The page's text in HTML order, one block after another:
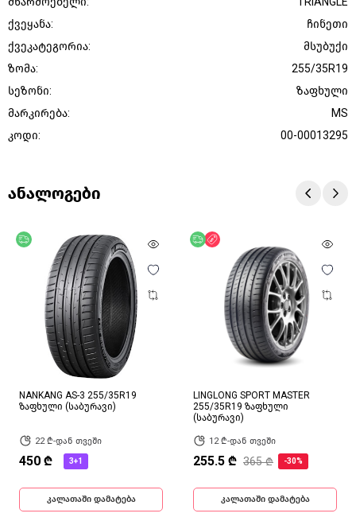
ქვეყანა:
ჩინეთი
ქვეკატეგორია:
მსუბუქი
ზომა:
255/35R19
სეზონი:
ზაფხული
მარკირება:
MS
კოდი:
00-00013295
ანალოგები
უფასო მიწოდება
NANKANG AS-3 255/35R19
ზაფხული (საბურავი)
22 ₾-დან თვეში
450 ₾ 3+1
კალათაში დამატება
უფასო მიწოდება
LINGLONG SPORT MASTER
255/35R19 ზაფხული
(საბურავი)
12 ₾-დან თვეში
255.5 ₾ 365 ₾ -30%
კალათაში დამატება